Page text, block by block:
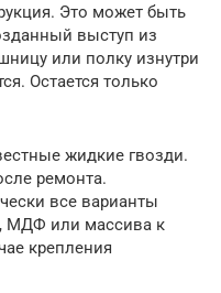
Это может быть
выступ из
или полку изнутри
Остается только
жидкие гвозди.
ремонта.
все варианты
МДФ или массива к
крепления